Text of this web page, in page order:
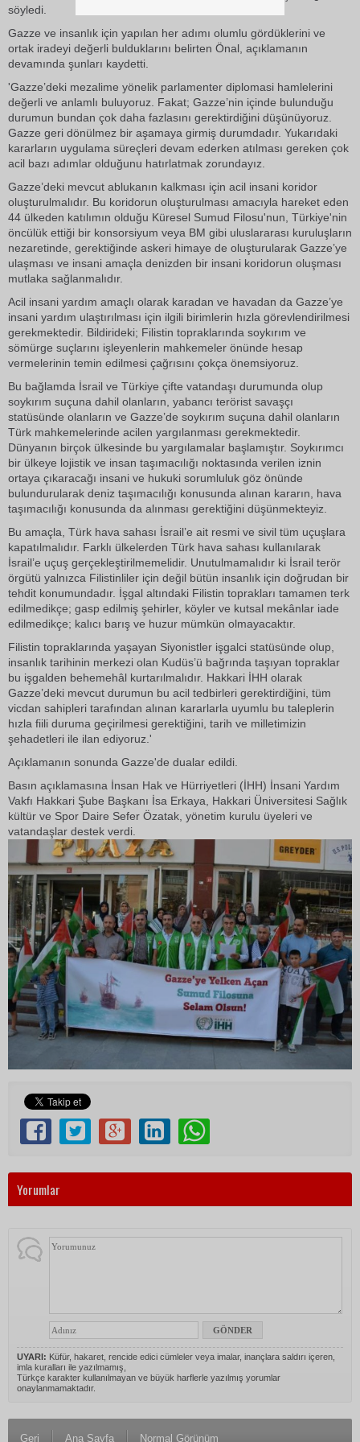
söyledi.
Gazze ve insanlık için yapılan her adımı olumlu gördüklerini ve
ortak iradeyi değerli bulduklarını belirten Önal, açıklamanın
devamında şunları kaydetti.
'Gazze’deki mezalime yönelik parlamenter diplomasi hamlelerini
değerli ve anlamlı buluyoruz. Fakat; Gazze’nin içinde bulunduğu
durumun bundan çok daha fazlasını gerektirdiğini düşünüyoruz.
Gazze geri dönülmez bir aşamaya girmiş durumdadır. Yukarıdaki
kararların uygulama süreçleri devam ederken atılması gereken çok
acil bazı adımlar olduğunu hatırlatmak zorundayız.
Gazze’deki mevcut ablukanın kalkması için acil insani koridor
oluşturulmalıdır. Bu koridorun oluşturulması amacıyla hareket eden
44 ülkeden katılımın olduğu Küresel Sumud Filosu'nun, Türkiye'nin
öncülük ettiği bir konsorsiyum veya BM gibi uluslararası kuruluşların
nezaretinde, gerektiğinde askeri himaye de oluşturularak Gazze’ye
ulaşması ve insani amaçla denizden bir insani koridorun oluşması
mutlaka sağlanmalıdır.
Acil insani yardım amaçlı olarak karadan ve havadan da Gazze’ye
insani yardım ulaştırılması için ilgili birimlerin hızla görevlendirilmesi
gerekmektedir. Bildirideki; Filistin topraklarında soykırım ve
sömürge suçlarını işleyenlerin mahkemeler önünde hesap
vermelerinin temin edilmesi çağrısını çokça önemsiyoruz.
Bu bağlamda İsrail ve Türkiye çifte vatandaşı durumunda olup
soykırım suçuna dahil olanların, yabancı terörist savaşçı
statüsünde olanların ve Gazze’de soykırım suçuna dahil olanların
Türk mahkemelerinde acilen yargılanması gerekmektedir.
Dünyanın birçok ülkesinde bu yargılamalar başlamıştır. Soykırımcı
bir ülkeye lojistik ve insan taşımacılığı noktasında verilen iznin
ortaya çıkaracağı insani ve hukuki sorumluluk göz önünde
bulundurularak deniz taşımacılığı konusunda alınan kararın, hava
taşımacılığı konusunda da alınması gerektiğini düşünmekteyiz.
Bu amaçla, Türk hava sahası İsrail’e ait resmi ve sivil tüm uçuşlara
kapatılmalıdır. Farklı ülkelerden Türk hava sahası kullanılarak
İsrail’e uçuş gerçekleştirilmemelidir. Unutulmamalıdır ki İsrail terör
örgütü yalnızca Filistinliler için değil bütün insanlık için doğrudan bir
tehdit konumundadır. İşgal altındaki Filistin toprakları tamamen terk
edilmedikçe; gasp edilmiş şehirler, köyler ve kutsal mekânlar iade
edilmedikçe; kalıcı barış ve huzur mümkün olmayacaktır.
Filistin topraklarında yaşayan Siyonistler işgalci statüsünde olup,
insanlık tarihinin merkezi olan Kudüs’ü bağrında taşıyan topraklar
bu işgalden behemehâl kurtarılmalıdır. Hakkari İHH olarak
Gazze’deki mevcut durumun bu acil tedbirleri gerektirdiğini, tüm
vicdan sahipleri tarafından alınan kararlarla uyumlu bu taleplerin
hızla fiili duruma geçirilmesi gerektiğini, tarih ve milletimizin
şehadetleri ile ilan ediyoruz.'
Açıklamanın sonunda Gazze'de dualar edildi.
Basın açıklamasına İnsan Hak ve Hürriyetleri (İHH) İnsani Yardım
Vakfı Hakkari Şube Başkanı İsa Erkaya, Hakkari Üniversitesi Sağlık
kültür ve Spor Daire Sefer Özatak, yönetim kurulu üyeleri ve
vatandaşlar destek verdi.
Yorumlar
UYARI: Küfür, hakaret, rencide edici cümleler veya imalar, inançlara saldırı içeren,
imla kuralları ile yazılmamış,
Türkçe karakter kullanılmayan ve büyük harflerle yazılmış yorumlar
onaylanmamaktadır.
Geri Ana Sayfa Normal Görünüm